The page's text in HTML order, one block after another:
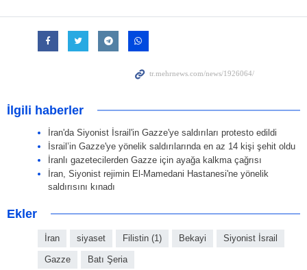
İlgili haberler
İran'da Siyonist İsrail'in Gazze'ye saldırıları protesto edildi
İsrail’in Gazze'ye yönelik saldırılarında en az 14 kişi şehit oldu
İranlı gazetecilerden Gazze için ayağa kalkma çağrısı
İran, Siyonist rejimin El-Mamedani Hastanesi'ne yönelik
saldırısını kınadı
Ekler
İran siyaset Filistin (1) Bekayi Siyonist İsrail
Gazze Batı Şeria